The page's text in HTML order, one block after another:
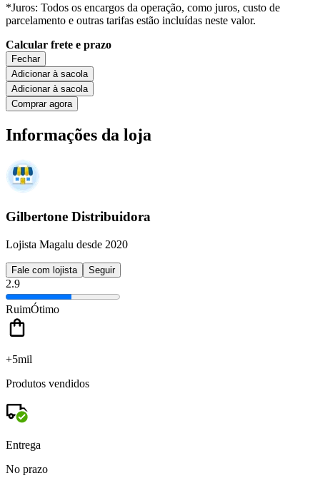
*Juros: Todos os encargos da operação, como juros, custo de
parcelamento e outras tarifas estão incluídas neste valor.
Calcular frete e prazo
Fechar
Adicionar à sacola
Adicionar à sacola
Comprar agora
Informações da loja
Gilbertone Distribuidora
Lojista Magalu desde 2020
Fale com lojista Seguir
2.9
RuimÓtimo
+5mil
Produtos vendidos
Entrega
No prazo